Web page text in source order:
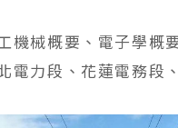
機械概要、電子學概
電力段、花蓮電務段